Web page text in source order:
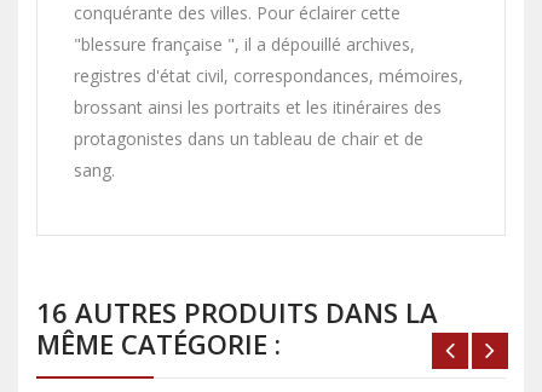
conquérante des villes. Pour éclairer cette
"blessure française ", il a dépouillé archives,
registres d'état civil, correspondances, mémoires,
brossant ainsi les portraits et les itinéraires des
protagonistes dans un tableau de chair et de
sang.
16 AUTRES PRODUITS DANS LA
MÊME CATÉGORIE :